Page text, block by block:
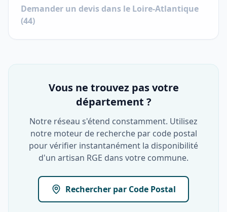
Demander un devis dans le Loire-Atlantique
(44)
Vous ne trouvez pas votre
département ?
Notre réseau s'étend constamment. Utilisez
notre moteur de recherche par code postal
pour vérifier instantanément la disponibilité
d'un artisan RGE dans votre commune.
Rechercher par Code Postal